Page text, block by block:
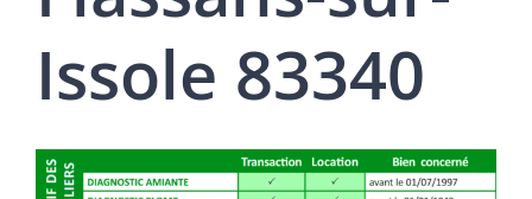
Issole 83340